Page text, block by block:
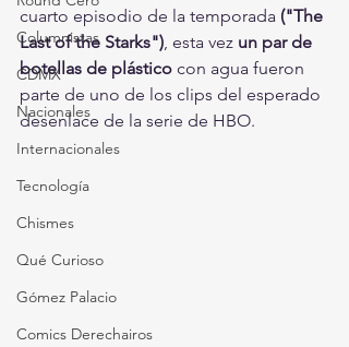
Columnistas
CDMX
Nacionales
Internacionales
Tecnología
Chismes
Qué Curioso
Gómez Palacio
Comics Derechairos
cuarto episodio de la temporada ("The
Last of the Starks"), esta vez un par de
botellas de plástico con agua fueron
parte de uno de los clips del esperado
desenlace de la serie de HBO.